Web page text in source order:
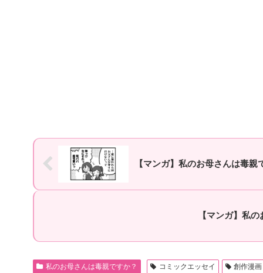
【マンガ】私のお母さんは毒親
【マンガ】私
私のお母さんは毒親ですか？ コミックエッセイ 創作漫画